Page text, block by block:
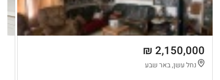
2,150,000 ₪
נחל עשן, באר שבע